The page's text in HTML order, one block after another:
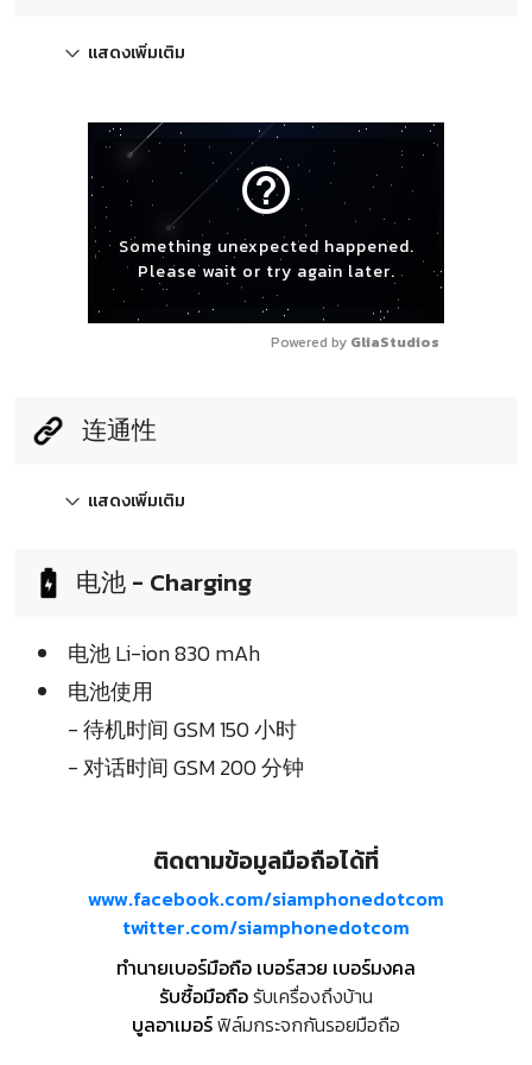
แสดงเพิ่มเติม
help_outline
Something unexpected happened.
Please wait or try again later.
Powered by GliaStudios
连通性
แสดงเพิ่มเติม
电池 - Charging
电池 Li-ion 830 mAh
电池使用
- 待机时间 GSM 150 小时
- 对话时间 GSM 200 分钟
ติดตามข้อมูลมือถือได้ที่
www.facebook.com/siamphonedotcom
twitter.com/siamphonedotcom
ทำนายเบอร์มือถือ เบอร์สวย เบอร์มงคล
รับซื้อมือถือรับเครื่องถึงบ้าน
บูลอาเมอร์ฟิล์มกระจกกันรอยมือถือ